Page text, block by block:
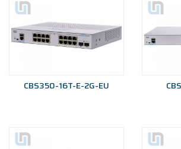
CBS350-16T-E-2G-EU